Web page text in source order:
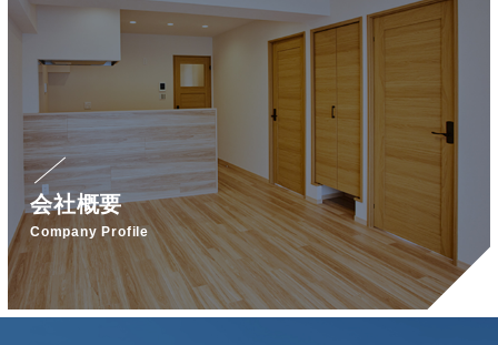
会社概要
Company Profile